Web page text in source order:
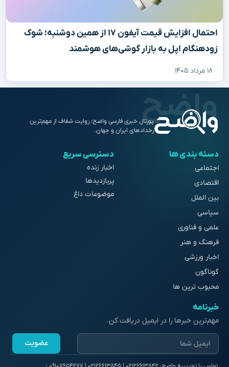
احتمال افزایش قیمت آیفون ۱۷ از همین دوشنبه؛ شوک
زودهنگام اپل به بازار گوشی‌های هوشمند
۱۸ مرداد ۱۴۰۵
پورتال خبری فارسی واضح؛ روایت شفاف از مهم‌ترین
رخدادهای ایران و جهان.
دسته بندی ها
اجتماعی
اقتصادی
بین الملل
سیاسی
علمی و فناوری
فرهنگ و هنر
اخبار ورزشی
گوناگون
محبوب ترین ها
دسترسی سریع
اخبار زنده
پربازدیدها
موضوعات داغ
خبرنامه
مهم‌ترین خبرها را در ایمیل دریافت کن.
عضویت